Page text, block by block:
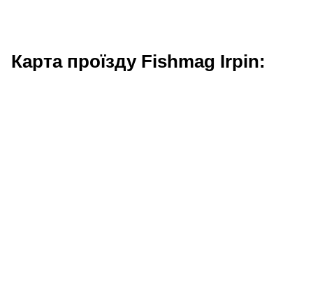
Карта проїзду Fishmag Irpin: